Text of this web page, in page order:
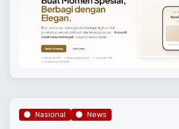
Nasional News